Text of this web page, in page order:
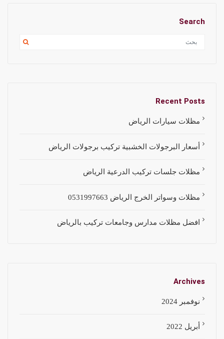
Search
Recent Posts
مظلات سيارات الرياض
أسعار البرجولات الخشبية تركيب برجولات الرياض
مظلات جلسات تركيب الدرعية الرياض
مظلات وسواتر الخرج الرياض 0531997663
افضل مظلات مدارس وجامعات تركيب بالرياض
Archives
نوفمبر 2024
أبريل 2022